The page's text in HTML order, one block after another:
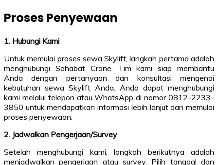
Proses Penyewaan
1. Hubungi Kami
Untuk memulai proses sewa Skylift, langkah pertama adalah
menghubungi Sahabat Crane. Tim kami siap membantu
Anda dengan pertanyaan dan konsultasi mengenai
kebutuhan sewa Skylift Anda. Anda dapat menghubungi
kami melalui telepon atau WhatsApp di nomor 0812-2233-
3850 untuk mendapatkan informasi lebih lanjut dan memulai
proses penyewaan.
2. Jadwalkan Pengerjaan/Survey
Setelah menghubungi kami, langkah berikutnya adalah
menjadwalkan pengerjaan atau survey. Pilih tanggal dan